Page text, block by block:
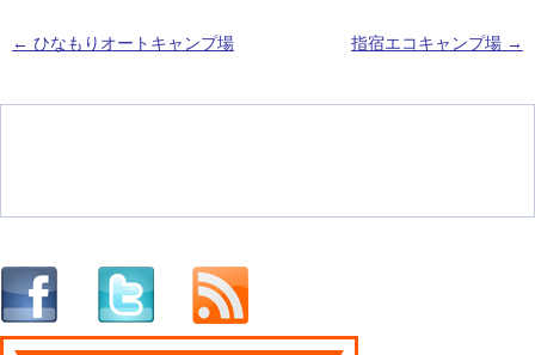
← ひなもりオートキャンプ場 指宿エコキャンプ場 →